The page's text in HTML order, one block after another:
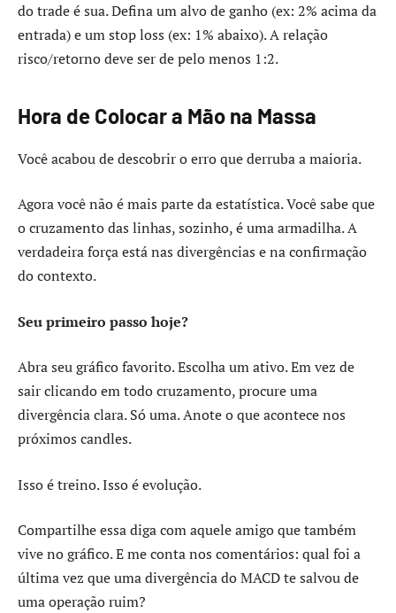
do trade é sua. Defina um alvo de ganho (ex: 2% acima da
entrada) e um stop loss (ex: 1% abaixo). A relação
risco/retorno deve ser de pelo menos 1:2.
Hora de Colocar a Mão na Massa
Você acabou de descobrir o erro que derruba a maioria.
Agora você não é mais parte da estatística. Você sabe que
o cruzamento das linhas, sozinho, é uma armadilha. A
verdadeira força está nas divergências e na confirmação
do contexto.
Seu primeiro passo hoje?
Abra seu gráfico favorito. Escolha um ativo. Em vez de
sair clicando em todo cruzamento, procure uma
divergência clara. Só uma. Anote o que acontece nos
próximos candles.
Isso é treino. Isso é evolução.
Compartilhe essa diga com aquele amigo que também
vive no gráfico. E me conta nos comentários: qual foi a
última vez que uma divergência do MACD te salvou de
uma operação ruim?